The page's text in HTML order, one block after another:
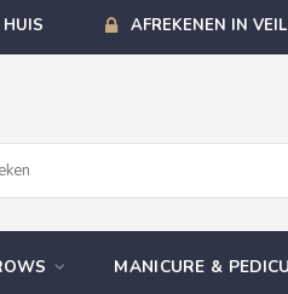
AFREKENEN IN
MANICURE &